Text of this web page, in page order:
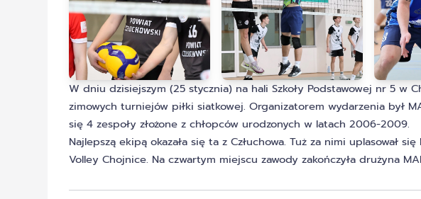
W dniu dzisiejszym (25 stycznia) na hali Szkoły Podstawowej nr 5 w
zimowych turniejów piłki siatkowej. Organizatorem wydarzenia był
się 4 zespoły złożone z chłopców urodzonych w latach 2006-2009.
Najlepszą ekipą okazała się ta z Człuchowa. Tuż za nimi uplasował
Volley Chojnice. Na czwartym miejscu zawody zakończyła drużyna